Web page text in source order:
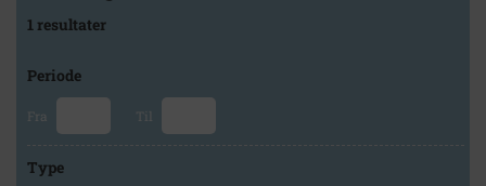
1 resultater
Periode
Fra Til
Type